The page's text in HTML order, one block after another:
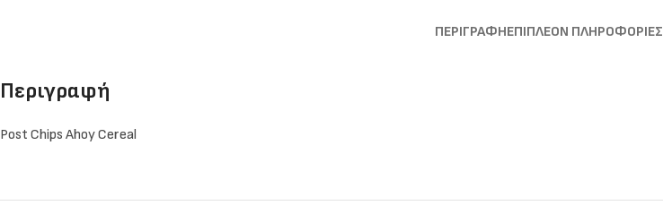
ΠΕΡΙΓΡΑΦΉΕΠΙΠΛΈΟΝ ΠΛΗΡΟΦΟΡΊΕΣ
Περιγραφή
Post Chips Ahoy Cereal